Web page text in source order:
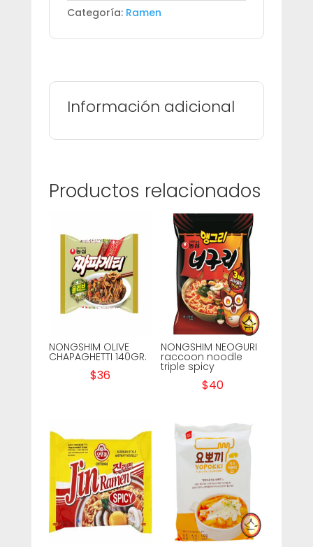
CON
cantidad
Categoría: Ramen
Información adicional
Productos relacionados
NONGSHIM OLIVE
CHAPAGHETTI 140GR.
$36
NONGSHIM NEOGURI
raccoon noodle
triple spicy
$40